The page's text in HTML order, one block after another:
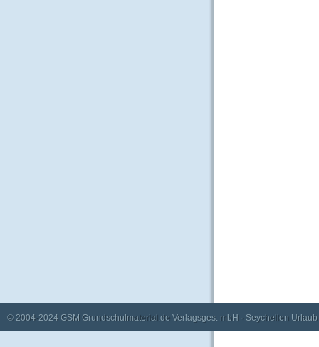
© 2004-2024 GSM Grundschulmaterial.de Verlagsges. mbH · Seychellen Urlaub